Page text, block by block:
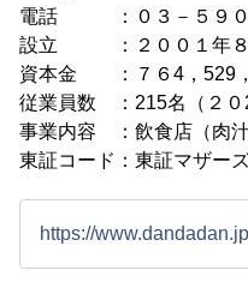
電話 ：０３－５９０
設立 ：２００１年８
資本金 ：７６4，529，
従業員数 ：215名（２０
事業内容 ：飲食店（肉
東証コード：東証マザー
https://